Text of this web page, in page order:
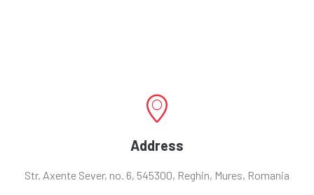
Address
Str. Axente Sever, no. 6, 545300, Reghin, Mures, Romania